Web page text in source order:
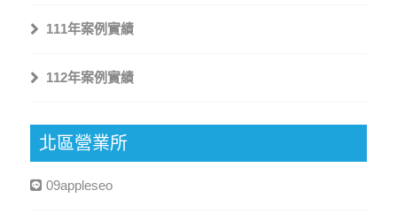
111年案例實績
112年案例實績
北區營業所
09appleseo